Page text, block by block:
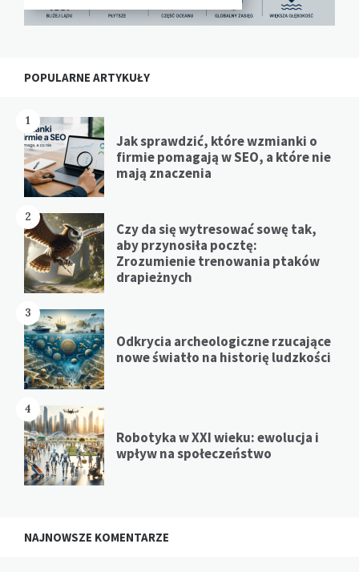
POPULARNE ARTYKUŁY
1
Jak sprawdzić, które wzmianki o
firmie pomagają w SEO, a które nie
mają znaczenia
2
Czy da się wytresować sowę tak,
aby przynosiła pocztę:
Zrozumienie trenowania ptaków
drapieżnych
3
Odkrycia archeologiczne rzucające
nowe światło na historię ludzkości
4
Robotyka w XXI wieku: ewolucja i
wpływ na społeczeństwo
NAJNOWSZE KOMENTARZE